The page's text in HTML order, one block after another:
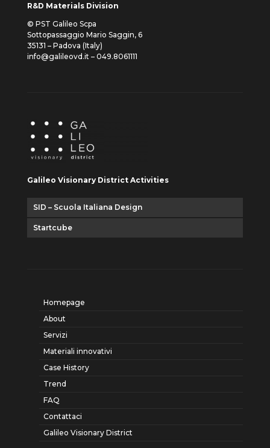
R&D Materials Division
© PST Galileo Scpa
Sottopassaggio Mario Saggin, 6
35131 – Padova (Italy)
info@galileovd.it – 049.8061111
Galileo Visionary District Activities
SID – Scuola Italiana Design
Startcube
Homepage
About
Servizi
Materiali innovativi
Case History
Trend
FAQ
Contattaci
Galileo Visionary District